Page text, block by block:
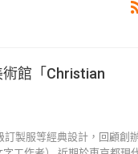
術館「Christian
製服等經典設計，回顧創